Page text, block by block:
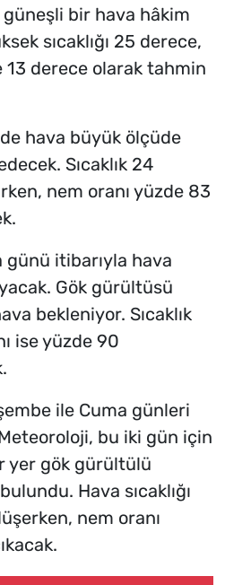
bir hava hâkim
sıcaklığı 25 derece,
13 derece olarak tahmin
hava büyük ölçüde
Sıcaklık 24
nem oranı yüzde 83
günü itibarıyla hava
Gök gürültüsü
bekleniyor. Sıcaklık
ise yüzde 90
ile Cuma günleri
bu iki gün için
yer gök gürültülü
Hava sıcaklığı
nem oranı